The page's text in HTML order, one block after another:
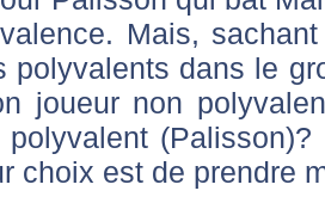
Mais,
polyvalents dans le
joueur non
polyvalent
choix est de prendre